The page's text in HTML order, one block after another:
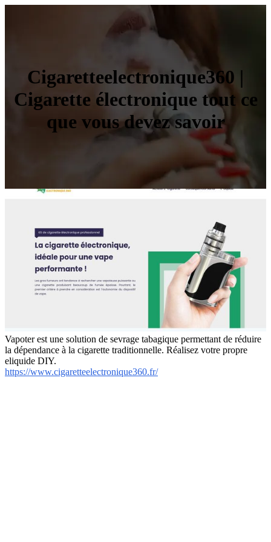
Cigaret­teelectroni­que360 |
Cigarette électroni­que tout ce
que vous devez savoir
Vapoter est une solution de sevrage tabagique permettant de réduire
la dépendance à la cigarette traditionnelle. Réalisez votre propre
eliquide DIY.
https://www.cigaretteelectronique360.fr/